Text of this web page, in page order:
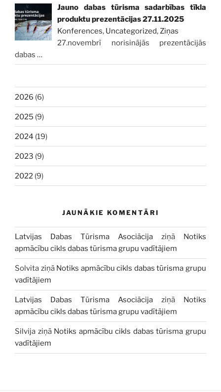
Jauno dabas tūrisma sadarbības tīkla
produktu prezentācijas 27.11.2025
Konferences, Uncategorized,Ziņas
27.novembrī norisinājās prezentācijās
dabas …
2026 (6)
2025 (9)
2024 (19)
2023 (9)
2022 (9)
JAUNĀKIE KOMENTĀRI
Latvijas Dabas Tūrisma Asociācija ziņā
Notiks
apmācību cikls dabas tūrisma grupu vadītājiem
Solvita ziņā Notiks apmācību cikls dabas tūrisma grupu
vadītājiem
Latvijas Dabas Tūrisma Asociācija ziņā
Notiks
apmācību cikls dabas tūrisma grupu vadītājiem
Silvija ziņā Notiks apmācību cikls dabas tūrisma grupu
vadītājiem